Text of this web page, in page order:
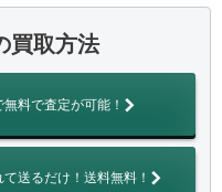
買取方法
料で査定が可能！
送るだけ！送料無料！